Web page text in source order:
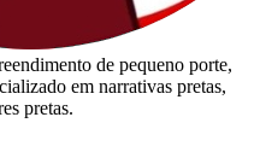
de pequeno porte,
em narrativas pretas,
pretas.